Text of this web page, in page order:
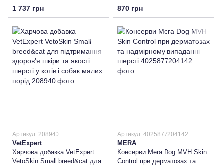
куркумою
1 737 грн 870 грн
Артикул: 208940
VetExpert
Харчова добавка VetExpert
VetoSkin Small breed&cat для
Артикул: 4025877204142
MERA
Консерви Mera Dog MVH Skin
Control при дерматозах та